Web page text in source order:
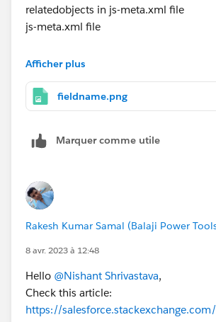
relatedobjects in js-meta.xml file
js-meta.xml file
<?xml version="1.0" encoding="UTF-
<LightningComponentBundle
xmlns="http://soap.sforce.com/
<isExposed>true</isExposed>
<targets>
</targets>
Afficher plus
fieldname.png
Marquer comme utile
Rakesh Kumar Samal (Balaji Power
8 avr. 2023 à 12:48
Hello @Nishant Shrivastava,
Check this article:
https://